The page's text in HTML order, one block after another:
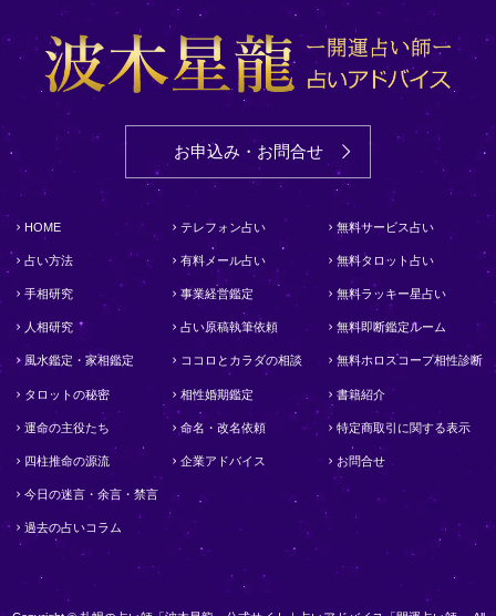
お申込み・お問合せ
HOME
占い方法
手相研究
人相研究
風水鑑定・家相鑑定
タロットの秘密
運命の主役たち
四柱推命の源流
今日の迷言・余言・禁言
過去の占いコラム
テレフォン占い
有料メール占い
事業経営鑑定
占い原稿執筆依頼
ココロとカラダの相談
相性婚期鑑定
命名・改名依頼
企業アドバイス
無料サービス占い
無料タロット占い
無料ラッキー星占い
無料即断鑑定ルーム
無料ホロスコープ相性診断
書籍紹介
特定商取引に関する表示
お問合せ